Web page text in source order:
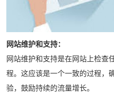
网站维护和支持：
网站维护和支持是在网站上检查
程。这应该是一个一致的过程，
验，鼓励持续的流量增长。